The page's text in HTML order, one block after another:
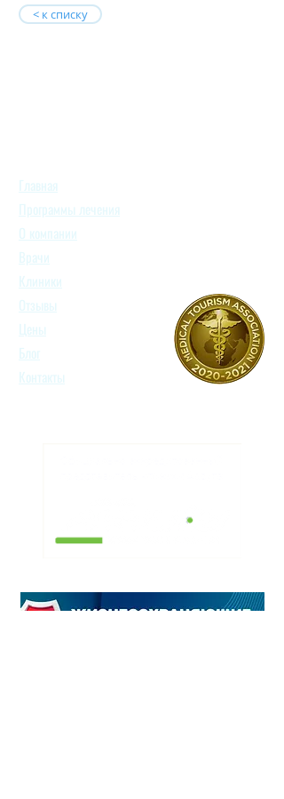
< к списку
Главная
Программы лечения
О компании
Врачи
Клиники
Отзывы
Цены
Блог
Контакты